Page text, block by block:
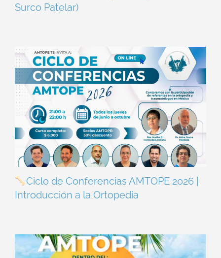
Surco Patelar)
Ciclo de Conferencias AMTOPE 2026 |
Introducción a la Ortopedia